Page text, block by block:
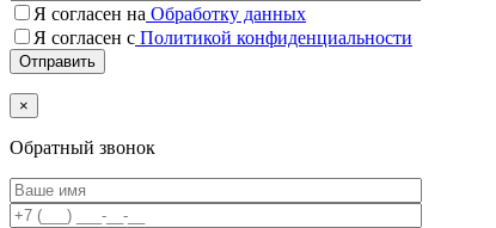
Я согласен на Обработку данных
Я согласен с Политикой конфиденциальности
×
Обратный звонок